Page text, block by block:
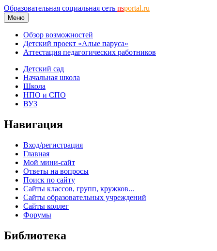
Образовательная социальная сеть nsportal.ru
Меню
Обзор возможностей
Детский проект «Алые паруса»
Аттестация педагогических работников
Детский сад
Начальная школа
Школа
НПО и СПО
ВУЗ
Навигация
Вход/регистрация
Главная
Мой мини-сайт
Ответы на вопросы
Поиск по сайту
Сайты классов, групп, кружков...
Сайты образовательных учреждений
Сайты коллег
Форумы
Библиотека